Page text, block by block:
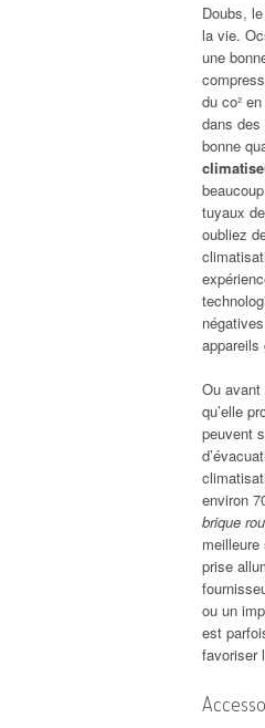
Doubs,
la vie.
une
du co²
dans
bonne
tuyaux
oubliez
appareils
Ou
qu’elle
peuvent
environ
brique
prise
ou un
est
favoriser